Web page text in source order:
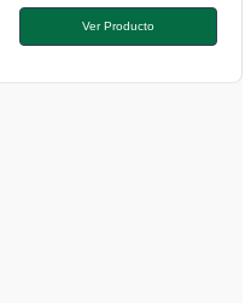
Ver Producto